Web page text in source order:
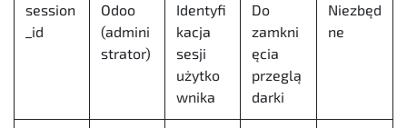
session
_id
Odoo
(admini
strator)
Identyfi
kacja
sesji
użytko
wnika
Do
zamkni
ęcia
przeglą
darki
Niezbęd
ne